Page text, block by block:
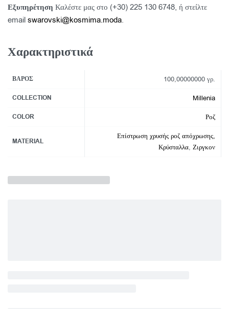
Εξυπηρέτηση Καλέστε μας στο (+30) 225 130 6748, ή στείλτε
email swarovski@kosmima.moda.
Χαρακτηριστικά
ΒΆΡΟΣ 100,00000000 γρ.
COLLECTION Millenia
COLOR Ροζ
MATERIAL
Επίστρωση χρυσής ροζ απόχρωσης,
Κρύσταλλα, Ζιργκον